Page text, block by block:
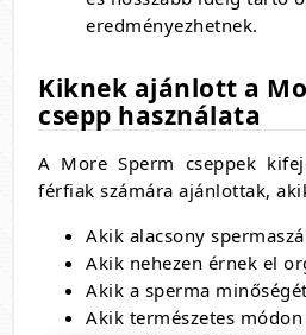
eredményezhetnek.
Kiknek ajánlott a
csepp használata
A More Sperm cseppek
férfiak számára ajánlottak,
Akik alacsony
Akik nehezen érnek el
Akik a sperma
Akik természetes